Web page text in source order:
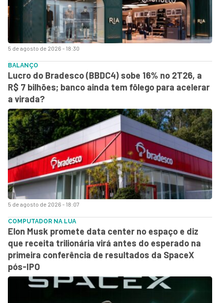
5 de agosto de 2026 - 18:30
5 de agosto de 2026 - 18:07
BALANÇO
Lucro do Bradesco (BBDC4) sobe 16% no 2T26, a
R$ 7 bilhões; banco ainda tem fôlego para acelerar
a virada?
COMPUTADOR NA LUA
Elon Musk promete data center no espaço e diz
que receita trilionária virá antes do esperado na
primeira conferência de resultados da SpaceX
pós-IPO